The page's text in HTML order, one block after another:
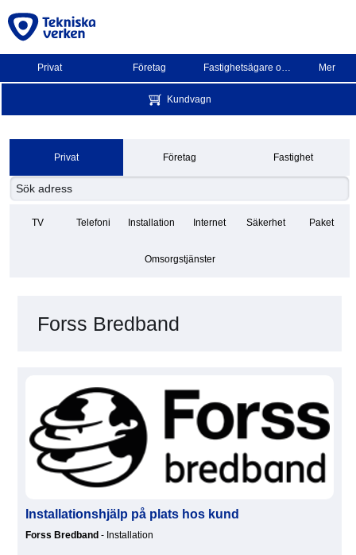
Privat Företag Fastighetsägare och BRF Mer
Kundvagn
Privat Företag Fastighet
TV Telefoni Installation Internet Säkerhet Paket
Omsorgstjänster
Forss Bredband
Installationshjälp på plats hos kund
Forss Bredband - Installation